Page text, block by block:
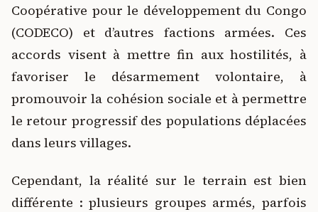
Coopérative pour le développement du Congo
(CODECO) et d’autres factions armées. Ces
accords visent à mettre fin aux hostilités, à
favoriser le désarmement volontaire, à
promouvoir la cohésion sociale et à permettre
le retour progressif des populations déplacées
dans leurs villages.
Cependant, la réalité sur le terrain est bien
différente : plusieurs groupes armés, parfois